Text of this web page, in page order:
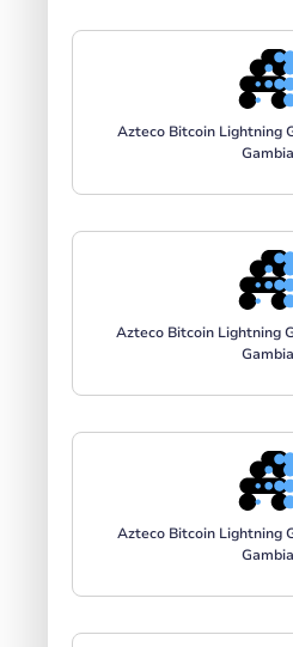
Azteco Bitcoin Lightning
Gambia
Azteco Bitcoin Lightning
Gambia
Azteco Bitcoin Lightning
Gambia